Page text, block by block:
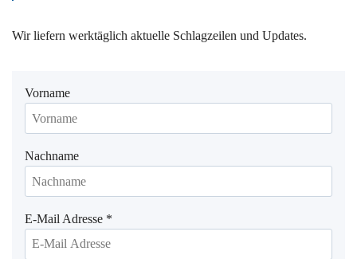
Wir liefern werktäglich aktuelle Schlagzeilen und Updates.
Vorname
Nachname
E-Mail Adresse *